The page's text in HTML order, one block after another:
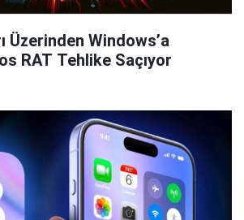
Üzerinden Windows’a
RAT Tehlike Saçıyor